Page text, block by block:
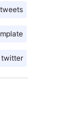
twitter